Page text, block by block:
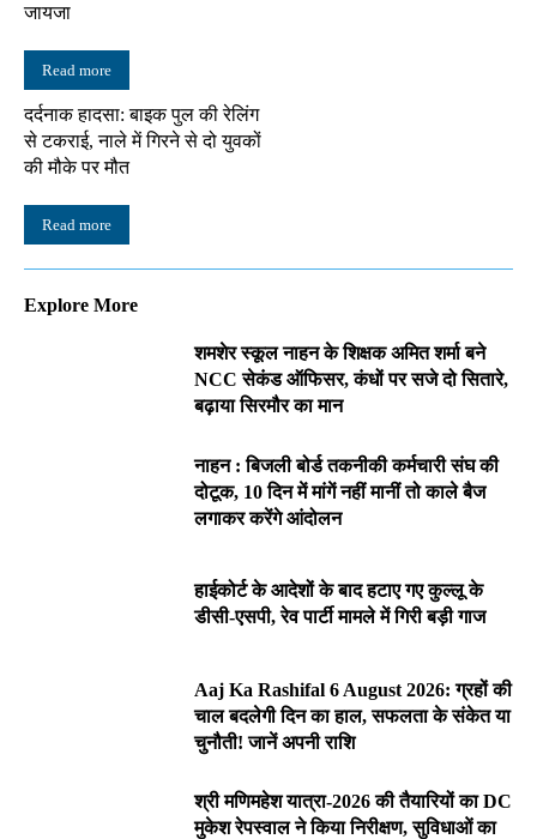
जायजा
Read more
दर्दनाक हादसा: बाइक पुल की रेलिंग
से टकराई, नाले में गिरने से दो युवकों
की मौके पर मौत
Read more
Explore More
शमशेर स्कूल नाहन के शिक्षक अमित शर्मा बने
NCC सेकंड ऑफिसर, कंधों पर सजे दो सितारे,
बढ़ाया सिरमौर का मान
नाहन : बिजली बोर्ड तकनीकी कर्मचारी संघ की
दोटूक, 10 दिन में मांगें नहीं मानीं तो काले बैज
लगाकर करेंगे आंदोलन
हाईकोर्ट के आदेशों के बाद हटाए गए कुल्लू के
डीसी-एसपी, रेव पार्टी मामले में गिरी बड़ी गाज
Aaj Ka Rashifal 6 August 2026: ग्रहों की
चाल बदलेगी दिन का हाल, सफलता के संकेत या
चुनौती! जानें अपनी राशि
श्री मणिमहेश यात्रा-2026 की तैयारियों का DC
मुकेश रेपस्वाल ने किया निरीक्षण, सुविधाओं का